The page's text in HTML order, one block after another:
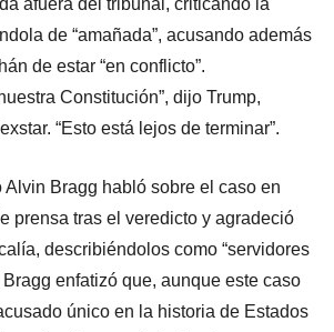
afuera del tribunal, criticando la
de “amañada”, acusando además
de estar “en conflicto”.
Constitución”, dijo Trump,
“Esto está lejos de terminar”.
Alvin Bragg habló sobre el caso en
prensa tras el veredicto y agradeció
describiéndolos como “servidores
enfatizó que, aunque este caso
único en la historia de Estados